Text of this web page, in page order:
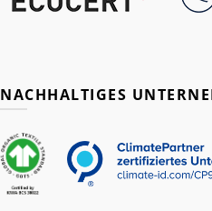
NACHHALTIGES